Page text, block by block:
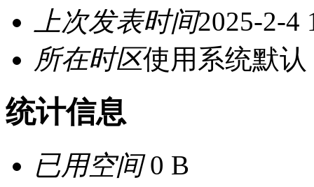
上次发表时间2025-2-4
所在时区使用系统默认
统计信息
已用空间0 B